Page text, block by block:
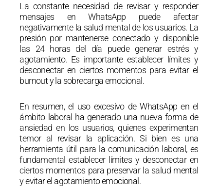
La constante necesidad de revisar y responder
mensajes en WhatsApp puede afectar
negativamente la salud mental de los usuarios. La
presión por mantenerse conectado y disponible
las 24 horas del día puede generar estrés y
agotamiento. Es importante establecer límites y
desconectar en ciertos momentos para evitar el
burnout y la sobrecarga emocional.
En resumen, el uso excesivo de WhatsApp en el
ámbito laboral ha generado una nueva forma de
ansiedad en los usuarios, quienes experimentan
temor al revisar la aplicación. Si bien es una
herramienta útil para la comunicación laboral, es
fundamental establecer límites y desconectar en
ciertos momentos para preservar la salud mental
y evitar el agotamiento emocional.